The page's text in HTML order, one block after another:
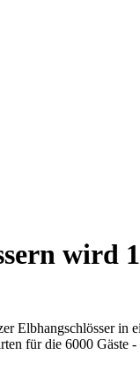
wird
Elbhangschlösser in
für die 6000 Gäste